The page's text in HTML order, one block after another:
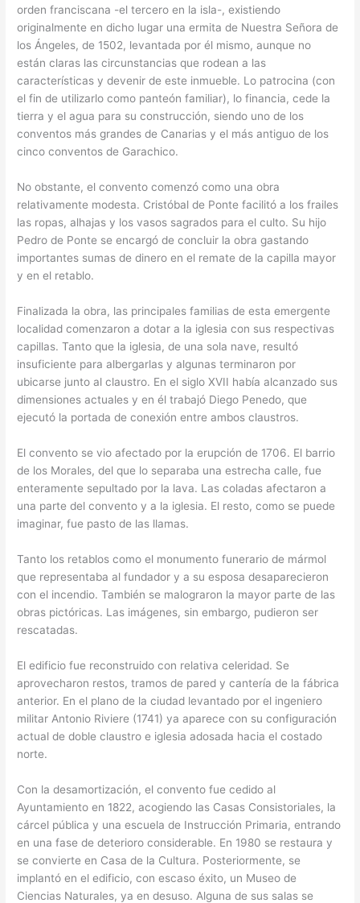
orden franciscana -el tercero en la isla-, existiendo
originalmente en dicho lugar una ermita de Nuestra Señora de
los Ángeles, de 1502, levantada por él mismo, aunque no
están claras las circunstancias que rodean a las
características y devenir de este inmueble. Lo patrocina (con
el fin de utilizarlo como panteón familiar), lo financia, cede la
tierra y el agua para su construcción, siendo uno de los
conventos más grandes de Canarias y el más antiguo de los
cinco conventos de Garachico.
No obstante, el convento comenzó como una obra
relativamente modesta. Cristóbal de Ponte facilitó a los frailes
las ropas, alhajas y los vasos sagrados para el culto. Su hijo
Pedro de Ponte se encargó de concluir la obra gastando
importantes sumas de dinero en el remate de la capilla mayor
y en el retablo.
Finalizada la obra, las principales familias de esta emergente
localidad comenzaron a dotar a la iglesia con sus respectivas
capillas. Tanto que la iglesia, de una sola nave, resultó
insuficiente para albergarlas y algunas terminaron por
ubicarse junto al claustro. En el siglo XVII había alcanzado sus
dimensiones actuales y en él trabajó Diego Penedo, que
ejecutó la portada de conexión entre ambos claustros.
El convento se vio afectado por la erupción de 1706. El barrio
de los Morales, del que lo separaba una estrecha calle, fue
enteramente sepultado por la lava. Las coladas afectaron a
una parte del convento y a la iglesia. El resto, como se puede
imaginar, fue pasto de las llamas.
Tanto los retablos como el monumento funerario de mármol
que representaba al fundador y a su esposa desaparecieron
con el incendio. También se malograron la mayor parte de las
obras pictóricas. Las imágenes, sin embargo, pudieron ser
rescatadas.
El edificio fue reconstruido con relativa celeridad. Se
aprovecharon restos, tramos de pared y cantería de la fábrica
anterior. En el plano de la ciudad levantado por el ingeniero
militar Antonio Riviere (1741) ya aparece con su configuración
actual de doble claustro e iglesia adosada hacia el costado
norte.
Con la desamortización, el convento fue cedido al
Ayuntamiento en 1822, acogiendo las Casas Consistoriales, la
cárcel pública y una escuela de Instrucción Primaria, entrando
en una fase de deterioro considerable. En 1980 se restaura y
se convierte en Casa de la Cultura. Posteriormente, se
implantó en el edificio, con escaso éxito, un Museo de
Ciencias Naturales, ya en desuso. Alguna de sus salas se